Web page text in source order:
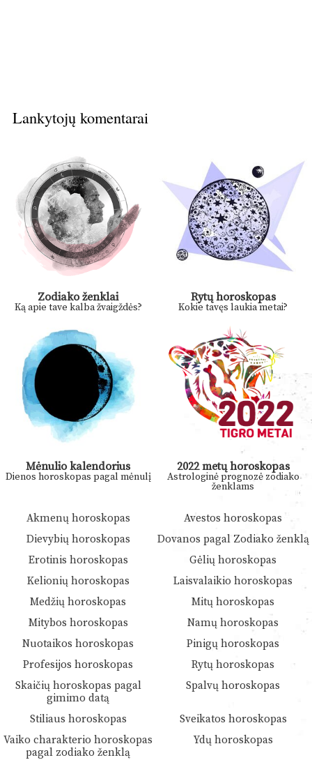
Lankytojų komentarai
Zodiako ženklai
Ką apie tave kalba žvaigždės?
Rytų horoskopas
Kokie tavęs laukia metai?
Mėnulio kalendorius
Dienos horoskopas pagal mėnulį
2022 metų horoskopas
Astrologinė prognozė zodiako
ženklams
Akmenų horoskopas
Avestos horoskopas
Dievybių horoskopas
Dovanos pagal Zodiako ženklą
Erotinis horoskopas
Gėlių horoskopas
Kelionių horoskopas
Laisvalaikio horoskopas
Medžių horoskopas
Mitų horoskopas
Mitybos horoskopas
Namų horoskopas
Nuotaikos horoskopas
Pinigų horoskopas
Profesijos horoskopas
Rytų horoskopas
Skaičių horoskopas pagal
gimimo datą
Spalvų horoskopas
Stiliaus horoskopas
Sveikatos horoskopas
Vaiko charakterio horoskopas
pagal zodiako ženklą
Ydų horoskopas